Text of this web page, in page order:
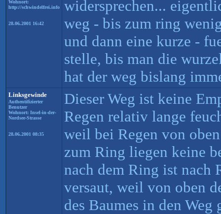
Wohnort:
http://schwindelfrei.info
28.06.2001 16:42
widersprechen...
weg - bis zum ring
und dann eine kurze -
stelle, bis man die
hat der weg bislang
Linksgewinde
Authentifizierter
Benutzer
Wohnort: Insel-in-der-
Nordsee-Strasse
28.06.2001 08:35
Dieser Weg ist keine
Regen relativ lange
weil bei Regen von
zum Ring liegen keine
nach dem Ring ist nach
versaut, weil von oben
des Baumes in den